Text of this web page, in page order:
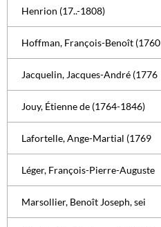
Henrion (17..-1808)
Hoffman, François-Benoît (1760
Jacquelin, Jacques-André (1776
Jouy, Étienne de (1764-1846)
Lafortelle, Ange-Martial (1769
Léger, François-Pierre-Auguste
Marsollier, Benoît Joseph, sei